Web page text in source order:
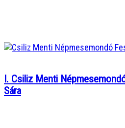
I. Csiliz Menti
Sára